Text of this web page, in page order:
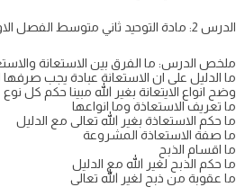
الدرس 2: مادة التوحيد ثاني متوسط الفصل الاول ف1
ملخص الدرس: ما الفرق بين الاستعانة
ما الدليل على ان الاستعانة عبادة يجب صرفها
وضح انواع الايتعانة بغير الله مبينا حكم كل نوع
ما تعريف الاستعاذة وما انواعها
ما حكم الاستعاذة بغير الله تعالى مع الدليل
ما صفة الاستعاذة المشروعة
ما اقسام الذبح
ما حكم الذبح لغير الله مع الدليل
ما عقوبة من ذبح لغير الله تعالى